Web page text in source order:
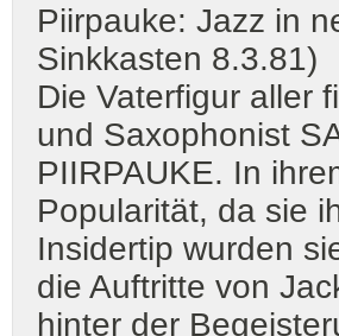
Piirpauke: Jazz in
Sinkkasten 8.3.81)
Die Vaterfigur aller
und Saxophonist
PIIRPAUKE. In
Popularität, da sie
Insidertip wurden
die Auftritte von
hinter der